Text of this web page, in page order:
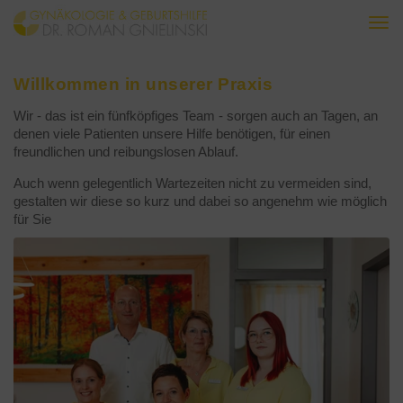
Willkommen in unserer Praxis
Wir - das ist ein fünfköpfiges Team - sorgen auch an Tagen, an
denen viele Patienten unsere Hilfe benötigen, für einen
freundlichen und reibungslosen Ablauf.
Auch wenn gelegentlich Wartezeiten nicht zu vermeiden sind,
gestalten wir diese so kurz und dabei so angenehm wie möglich
für Sie